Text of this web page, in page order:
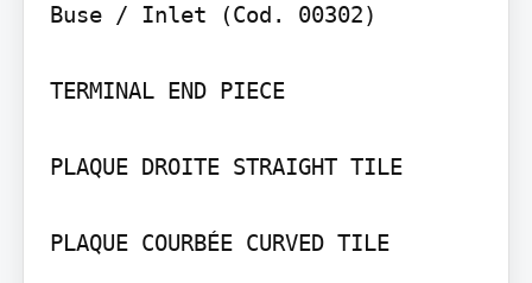
Buse / Inlet (Cod. 00302)
TERMINAL END PIECE
PLAQUE DROITE STRAIGHT TILE
PLAQUE COURBÉE CURVED TILE